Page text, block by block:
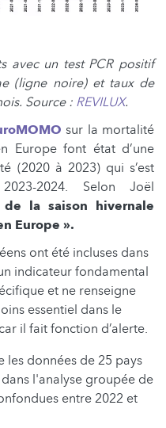
avec un test PCR positif
(ligne noire) et taux de
Source : REVILUX.
sur la mortalité
Europe font état d’une
(2020 à 2023) qui s’est
2024. Selon Joël
la saison hivernale
Europe ».
ont été incluses dans
indicateur fondamental
et ne renseigne
essentiel dans le
il fait fonction d’alerte.
les données de 25 pays
l'analyse groupée de
entre 2022 et